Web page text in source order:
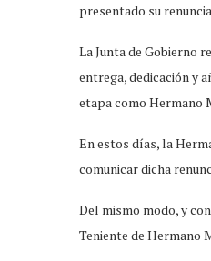
presentado su
La Junta de Gobierno
entrega, dedicación y
etapa como Hermano
En estos días, la
comunicar dicha
Del mismo modo, y
Teniente de Hermano